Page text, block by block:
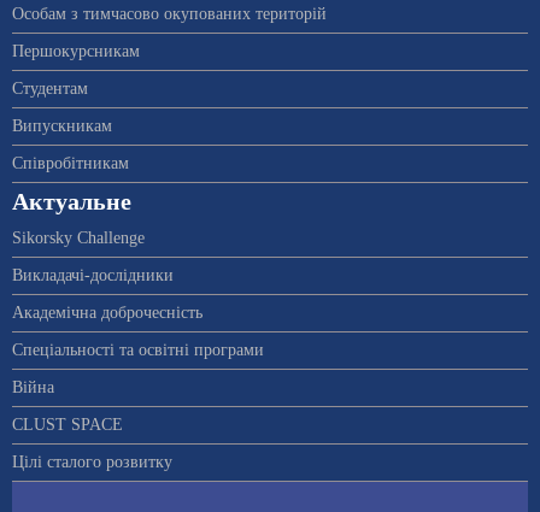
Особам з тимчасово окупованих територій
Першокурсникам
Студентам
Випускникам
Співробітникам
Актуальне
Sikorsky Challenge
Викладачі-дослідники
Академічна доброчесність
Спеціальності та освітні програми
Війна
CLUST SPACE
Цілі сталого розвитку